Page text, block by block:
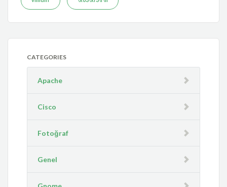
CATEGORIES
Apache
Cisco
Fotoğraf
Genel